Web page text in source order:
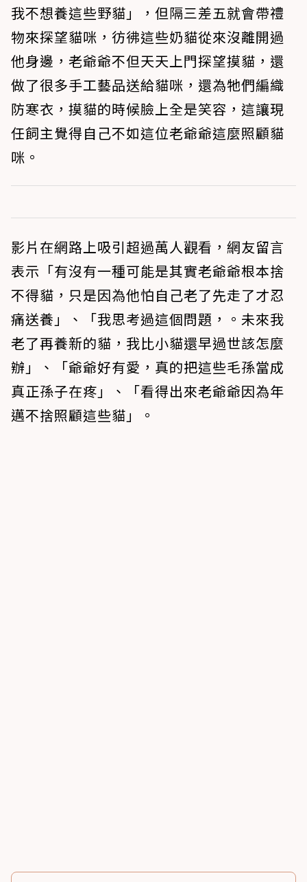
我不想養這些野貓」，但隔三差五就會帶禮
物來探望貓咪，彷彿這些奶貓從來沒離開過
他身邊，老爺爺不但天天上門探望摸貓，還
做了很多手工藝品送給貓咪，還為牠們編織
防寒衣，摸貓的時候臉上全是笑容，這讓現
任飼主覺得自己不如這位老爺爺這麼照顧貓
咪。
影片在網路上吸引超過萬人觀看，網友留言
表示「有沒有一種可能是其實老爺爺根本捨
不得貓，只是因為他怕自己老了先走了才忍
痛送養」、「我思考過這個問題，。未來我
老了再養新的貓，我比小貓還早過世該怎麼
辦」、「爺爺好有愛，真的把這些毛孫當成
真正孫子在疼」、「看得出來老爺爺因為年
邁不捨照顧這些貓」。